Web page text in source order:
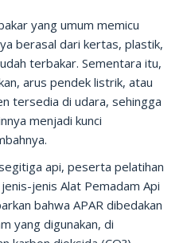
yang umum memicu
berasal dari kertas, plastik,
terbakar. Sementara itu,
arus pendek listrik, atau
tersedia di udara, sehingga
menjadi kunci
api, peserta pelatihan
jenis Alat Pemadam Api
bahwa APAR dibedakan
yang digunakan, di